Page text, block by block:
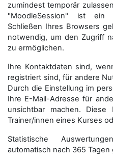
zumindest temporär
"MoodleSession" ist ein
Schließen Ihres Browsers
notwendig, um den Zugriff
zu ermöglichen.
Ihre Kontaktdaten sind,
registriert sind, für andere
Durch die Einstellung im
Ihre E-Mail-Adresse für
unsichtbar machen.
Trainer/innen eines Kurses
Statistische
automatisch nach 365 Tagen